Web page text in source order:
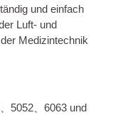
und einfach
Luft- und
Medizintechnik
5052、6063 und